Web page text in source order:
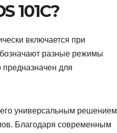
101C?
включается при
разные режимы
для
универсальным решением
Благодаря современным